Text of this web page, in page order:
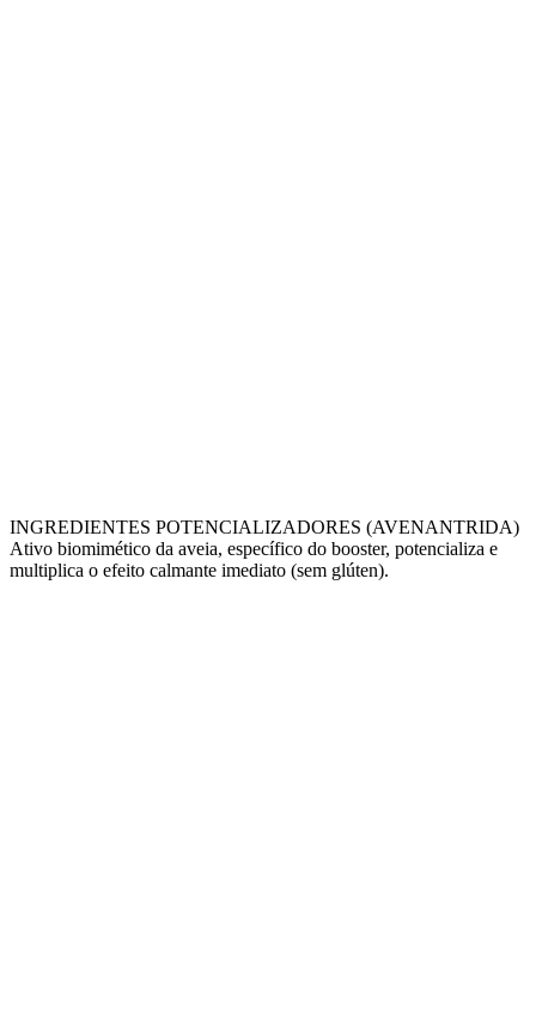
INGREDIENTES POTENCIALIZADORES (AVENANTRIDA)
Ativo biomimético da aveia, específico do booster, potencializa e
multiplica o efeito calmante imediato (sem glúten).